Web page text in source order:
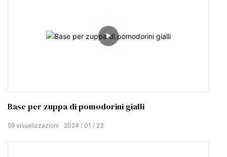
Base per zuppa di pomodorini gialli
2024 01 23
59 visualizzazioni